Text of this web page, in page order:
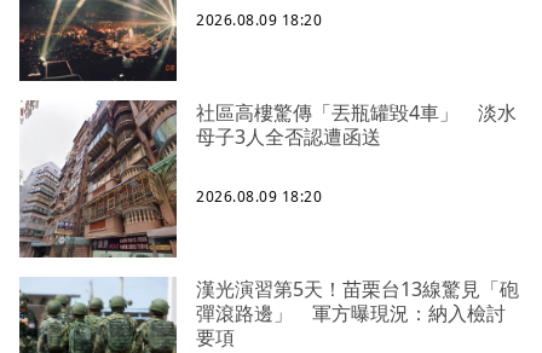
2026.08.09 18:20
社區高樓驚傳「丟瓶罐毀4車」 淡水
母子3人全否認遭函送
2026.08.09 18:20
漢光演習第5天！苗栗台13線驚見「砲
彈滾路邊」 軍方曝現況：納入檢討
要項